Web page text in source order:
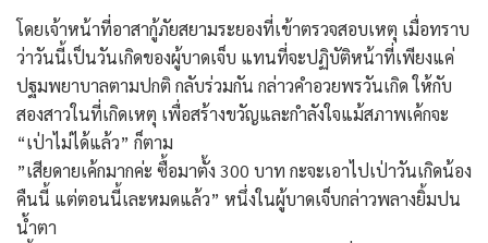
โดย​เจ้าหน้าที่อาสากู้ภัยสยามระยองที่เข้าตรวจสอบเหตุ เมื่อทราบ
ว่าวันนี้เป็นวันเกิดของผู้บาดเจ็บ แทนที่จะปฏิบัติหน้าที่เพียงแค่
ปฐมพยาบาลตามปกติ กลับร่วมกัน กล่าวคำอวยพรวันเกิด ให้กับ
สองสาวในที่เกิดเหตุ เพื่อสร้างขวัญและกำลังใจแม้สภาพเค้กจะ
“เป่าไม่ได้แล้ว” ก็ตาม
​”เสียดายเค้กมากค่ะ ซื้อมาตั้ง 300 บาท กะจะเอาไปเป่าวันเกิดน้อง
คืนนี้ แต่ตอนนี้เละหมดแล้ว” หนึ่งในผู้บาดเจ็บกล่าวพลางยิ้มปน
น้ำตา